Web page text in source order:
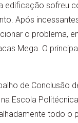
sofreu
Após
o problema,
Mega. O
de Conclusão
Escola
todo